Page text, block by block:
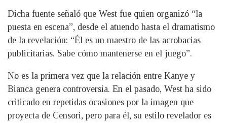
Dicha fuente señaló que West fue quien organizó “la
puesta en escena”, desde el atuendo hasta el dramatismo
de la revelación: “Él es un maestro de las acrobacias
publicitarias. Sabe cómo mantenerse en el juego”.
No es la primera vez que la relación entre Kanye y
Bianca genera controversia. En el pasado, West ha sido
criticado en repetidas ocasiones por la imagen que
proyecta de Censori, pero para él, su estilo revelador es